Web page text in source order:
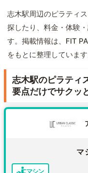
志木駅周辺のピラティ
探したり、料金・体験
す。掲載情報は、FIT
をもとに整理しています
志木駅のピラティ
要点だけでサクッ
マ
マシン